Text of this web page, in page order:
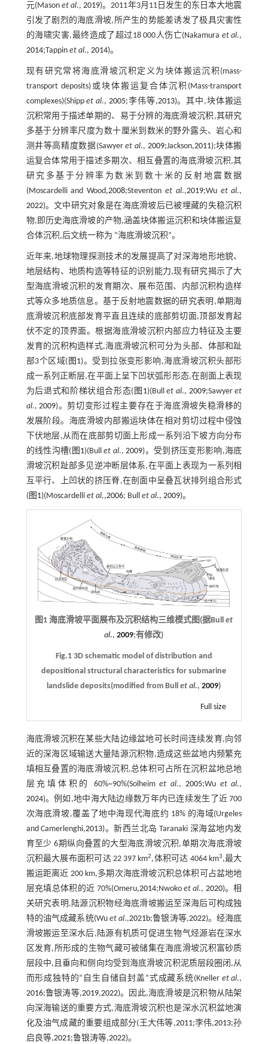
元(Mason et al.,2019)。2011年3月11日发生的东日本大地震
引发了剧烈的海底滑坡,所产生的势能差诱发了极具灾害性
的海啸灾害,最终造成了超过18 000人伤亡(Nakamura et al.,
2014;Tappin et al., 2014)。
现有研究常将海底滑坡沉积定义为块体搬运沉积(mass-
transport deposits)或块体搬运复合体沉积(Mass-transport
complexes)(Shippet al.,2005;李伟等,2013)。其中,块体搬运
沉积常用于描述单期的、易于分辨的海底滑坡沉积,其研究
多基于分辨率尺度为数十厘米到数米的野外露头、岩心和
测井等高精度数据(Sawyeret al., 2009;Jackson,2011);块体搬
运复合体常用于描述多期次、相互叠置的海底滑坡沉积,其
研究多基于分辨率为数米到数十米的反射地震数据
(Moscardelli and Wood,2008;Steventonet al.,2019;Wu et al.,
2022)。文中研究对象是在海底滑坡后已被埋藏的失稳沉积
物,即历史海底滑坡的产物,涵盖块体搬运沉积和块体搬运复
合体沉积,后文统一称为 “海底滑坡沉积”。
近年来,地球物理探测技术的发展提高了对深海地形地貌、
地层结构、地质构造等特征的识别能力,现有研究揭示了大
型海底滑坡沉积的发育期次、展布范围、内部沉积构造样
式等众多地质信息。基于反射地震数据的研究表明,单期海
底滑坡沉积底部发育平直且连续的底部剪切面,顶部发育起
伏不定的顶界面。根据海底滑坡沉积内部应力特征及主要
发育的沉积构造样式,海底滑坡沉积可分为头部、体部和趾
部3个区域( 图1)。受到拉张变形影响,海底滑坡沉积头部形
成一系列正断层,在平面上呈下凹状弧形形态,在剖面上表现
为后退式和阶梯状组合形态( 图1)(Bullet al., 2009;Sawyeret
al.,2009)。剪切变形过程主要存在于海底滑坡失稳滑移的
发展阶段。海底滑坡内部搬运块体在相对剪切过程中侵蚀
下伏地层,从而在底部剪切面上形成一系列沿下坡方向分布
的线性沟槽( 图1)(Bullet al.,2009)。受到挤压变形影响,海底
滑坡沉积趾部多见逆冲断层体系,在平面上表现为一系列相
互平行、上凹状的挤压脊,在剖面中呈叠瓦状排列组合形式
(图1)(Moscardelli et al.,2006; Bull et al., 2009)。
图1 海底滑坡平面展布及沉积结构三维模式图(据Bullet
al.,2009;有修改)
Fig.1 3D schematic model of distribution and
depositional structural characteristics for submarine
landslide deposits(modified from Bullet al.,2009)
Full size
海底滑坡沉积在某些大陆边缘盆地可长时间连续发育,向邻
近的深海区域输送大量陆源沉积物,造成这些盆地内频繁充
填相互叠置的海底滑坡沉积,总体积可占所在沉积盆地总地
层充填体积的 60%~90%(Solheimet al., 2005;Wu et al.,
2024)。例如,地中海大陆边缘数万年内已连续发生了近 700
次海底滑坡,覆盖了地中海现代海底约 18% 的海域(Urgeles
and Camerlenghi,2013)。新西兰北岛 Taranaki 深海盆地内发
育至少 6期纵向叠置的大型海底滑坡沉积,单期次海底滑坡
沉积最大展布面积可达 22 397 km2,体积可达 4064 km3,最大
搬运距离近 200 km,多期次海底滑坡沉积总体积可占盆地地
层充填总体积的近 70%(Omeru,2014;Nwokoet al., 2020)。相
关研究表明,陆源沉积物经海底滑坡搬运至深海后可构成独
特的油气成藏系统(Wu et al.,2021b;鲁银涛等,2022)。经海底
滑坡搬运至深水后,陆源有机质可促进生物气烃源岩在深水
区发育,所形成的生物气藏可被储集在海底滑坡沉积富砂质
层段中,且垂向和侧向均受到海底滑坡沉积泥质层段圈闭,从
而形成独特的“自生自储自封盖”式成藏系统(Kneller et al.,
2016;鲁银涛等,2019,2022)。因此,海底滑坡是沉积物从陆架
向深海输送的重要方式,海底滑坡沉积也是深水沉积盆地演
化及油气成藏的重要组成部分(王大伟等,2011;李伟,2013;孙
启良等,2021;鲁银涛等,2022)。